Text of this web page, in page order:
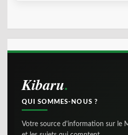
Kibaru
QUI SOMMES-NOUS ?
Votre source d'information sur le